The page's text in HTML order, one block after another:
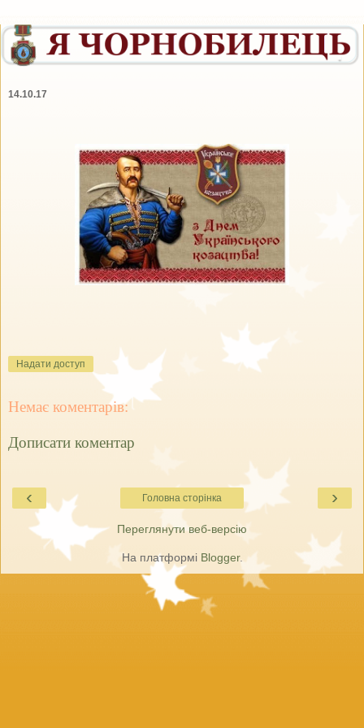
14.10.17
Надати доступ
Немає коментарів:
Дописати коментар
‹ ›
Головна сторінка
Переглянути веб-версію
На платформі Blogger.